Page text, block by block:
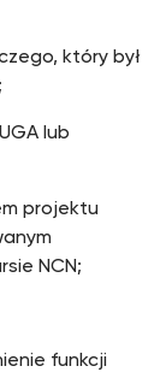
który był
lub
projektu
NCN;
funkcji